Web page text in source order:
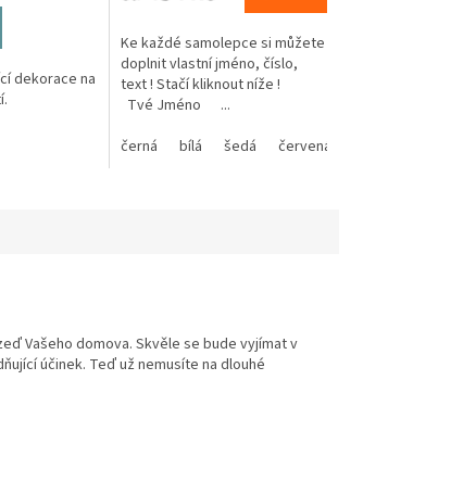
dekorace na
Ke každé samolepce si můžete
doplnit vlastní jméno, číslo,
text ! Stačí kliknout níže !
Tvé Jméno ...
černá
bílá šedá červená
Vašeho domova. Skvěle se bude vyjímat v
účinek. Teď už nemusíte na dlouhé